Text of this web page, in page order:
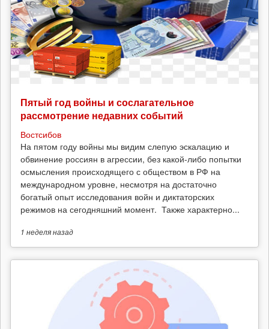
Пятый год войны и сослагательное
рассмотрение недавних событий
Востсибов
На пятом году войны мы видим слепую эскалацию и
обвинение россиян в агрессии, без какой-либо попытки
осмысления происходящего с обществом в РФ на
международном уровне, несмотря на достаточно
богатый опыт исследования войн и диктаторских
режимов на сегодняшний момент. Также характерно...
1 неделяназад